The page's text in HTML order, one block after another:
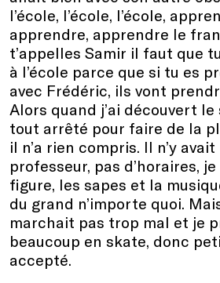
l’école, l’école, l’école,
apprendre, apprendre le
t’appelles Samir il faut que
à l’école parce que si tu es
avec Frédéric, ils vont
Alors quand j’ai découvert le
tout arrêté pour faire de la
il n’a rien compris. Il n’y
professeur, pas d’horaires,
figure, les sapes et la
du grand n’importe quoi.
marchait pas trop mal et je
beaucoup en skate, donc
accepté.